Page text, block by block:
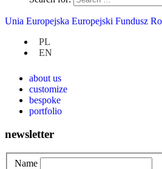
Unia Europejska Europejski Fundusz
PL
EN
Uncategorized
at hand
about us
customize
bespoke
portfolio
newsletter
Name